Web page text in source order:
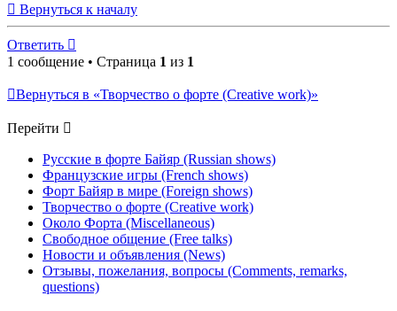
Вернуться к началу
Ответить
1 сообщение • Страница 1 из 1
Вернуться в «Творчество о форте (Creative work)»
Перейти
Русские в форте Байяр (Russian shows)
Французские игры (French shows)
Форт Байяр в мире (Foreign shows)
Творчество о форте (Creative work)
Около Форта (Miscellaneous)
Свободное общение (Free talks)
Новости и объявления (News)
Отзывы, пожелания, вопросы (Comments, remarks,
questions)